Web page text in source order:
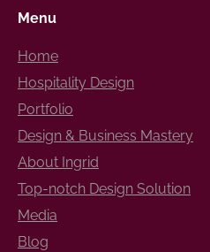
Menu
Home
Hospitality Design
Portfolio
Design & Business Mastery
About Ingrid
Top-notch Design Solution
Media
Blog